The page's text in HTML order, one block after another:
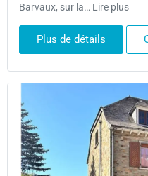
Barvaux, sur la… Lire plus
Plus de détails